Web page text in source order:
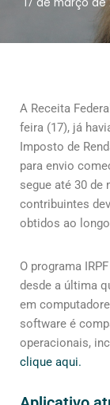
A Receita
feira (17), já
Imposto de
para envio
segue até 30 de
contribuintes
obtidos ao
O programa
desde a última
em
software é
operacionais,
clique aqui.